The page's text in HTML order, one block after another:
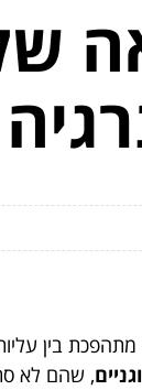
בין
, שהם לא